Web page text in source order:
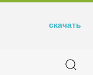
скачать